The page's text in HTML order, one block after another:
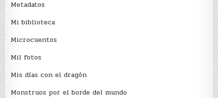
Metadatos
Mi biblioteca
Microcuentos
Mil fotos
Mis días con el dragón
Monstruos por el borde del mundo